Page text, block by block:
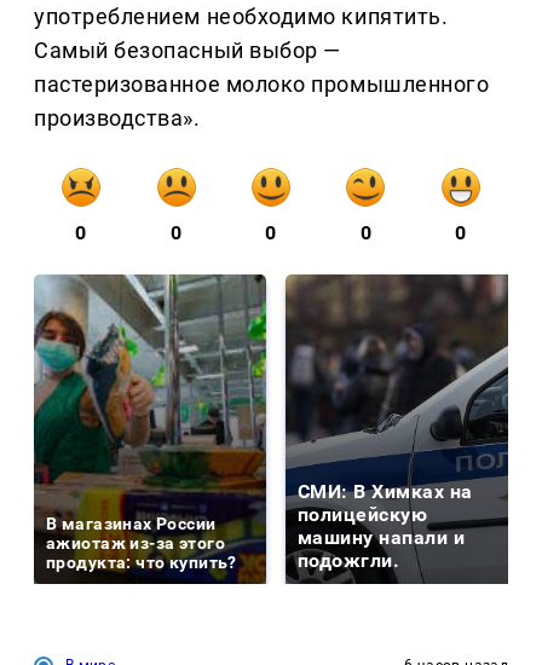
употреблением необходимо кипятить.
Самый безопасный выбор —
пастеризованное молоко промышленного
производства».
0 0 0 0 0
В магазинах России
ажиотаж из-за этого
продукта: что купить?
СМИ: В Химках на
полицейскую
машину напали и
подожгли.